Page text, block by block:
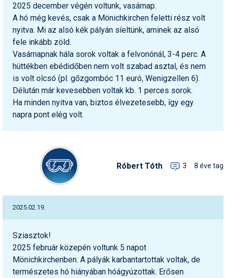
2025 december végén voltunk, vasárnap.
A hó még kevés, csak a Mönichkirchen feletti rész volt
nyitva. Mi az alsó kék pályán síeltünk, aminek az alsó
fele inkább zöld.
Vasárnapnak hála sorok voltak a felvonónál, 3-4 perc. A
hüttékben ebédidőben nem volt szabad asztal, és nem
is volt olcsó (pl. gőzgombóc 11 euró, Wenigzellen 6).
Délután már kevesebben voltak kb. 1 perces sorok.
Ha minden nyitva van, biztos élvezetesebb, így egy
napra pont elég volt.
Róbert Tóth 3 8 éve tag
2025.02.19.
Sziasztok!
2025 február közepén voltunk 5 napot
Mönichkirchenben. A pályák karbantartottak voltak, de
természetes hó hiányában hóágyúzottak. Erősen